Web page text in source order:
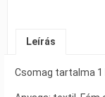
Leírás
Csomag tartalma 1